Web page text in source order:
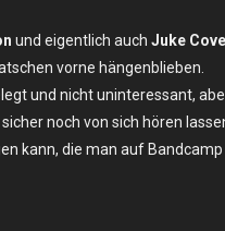
und eigentlich auch Juke Cove
vorne hängenblieben.
und nicht uninteressant,
noch von sich hören
kann, die man auf Bandcamp